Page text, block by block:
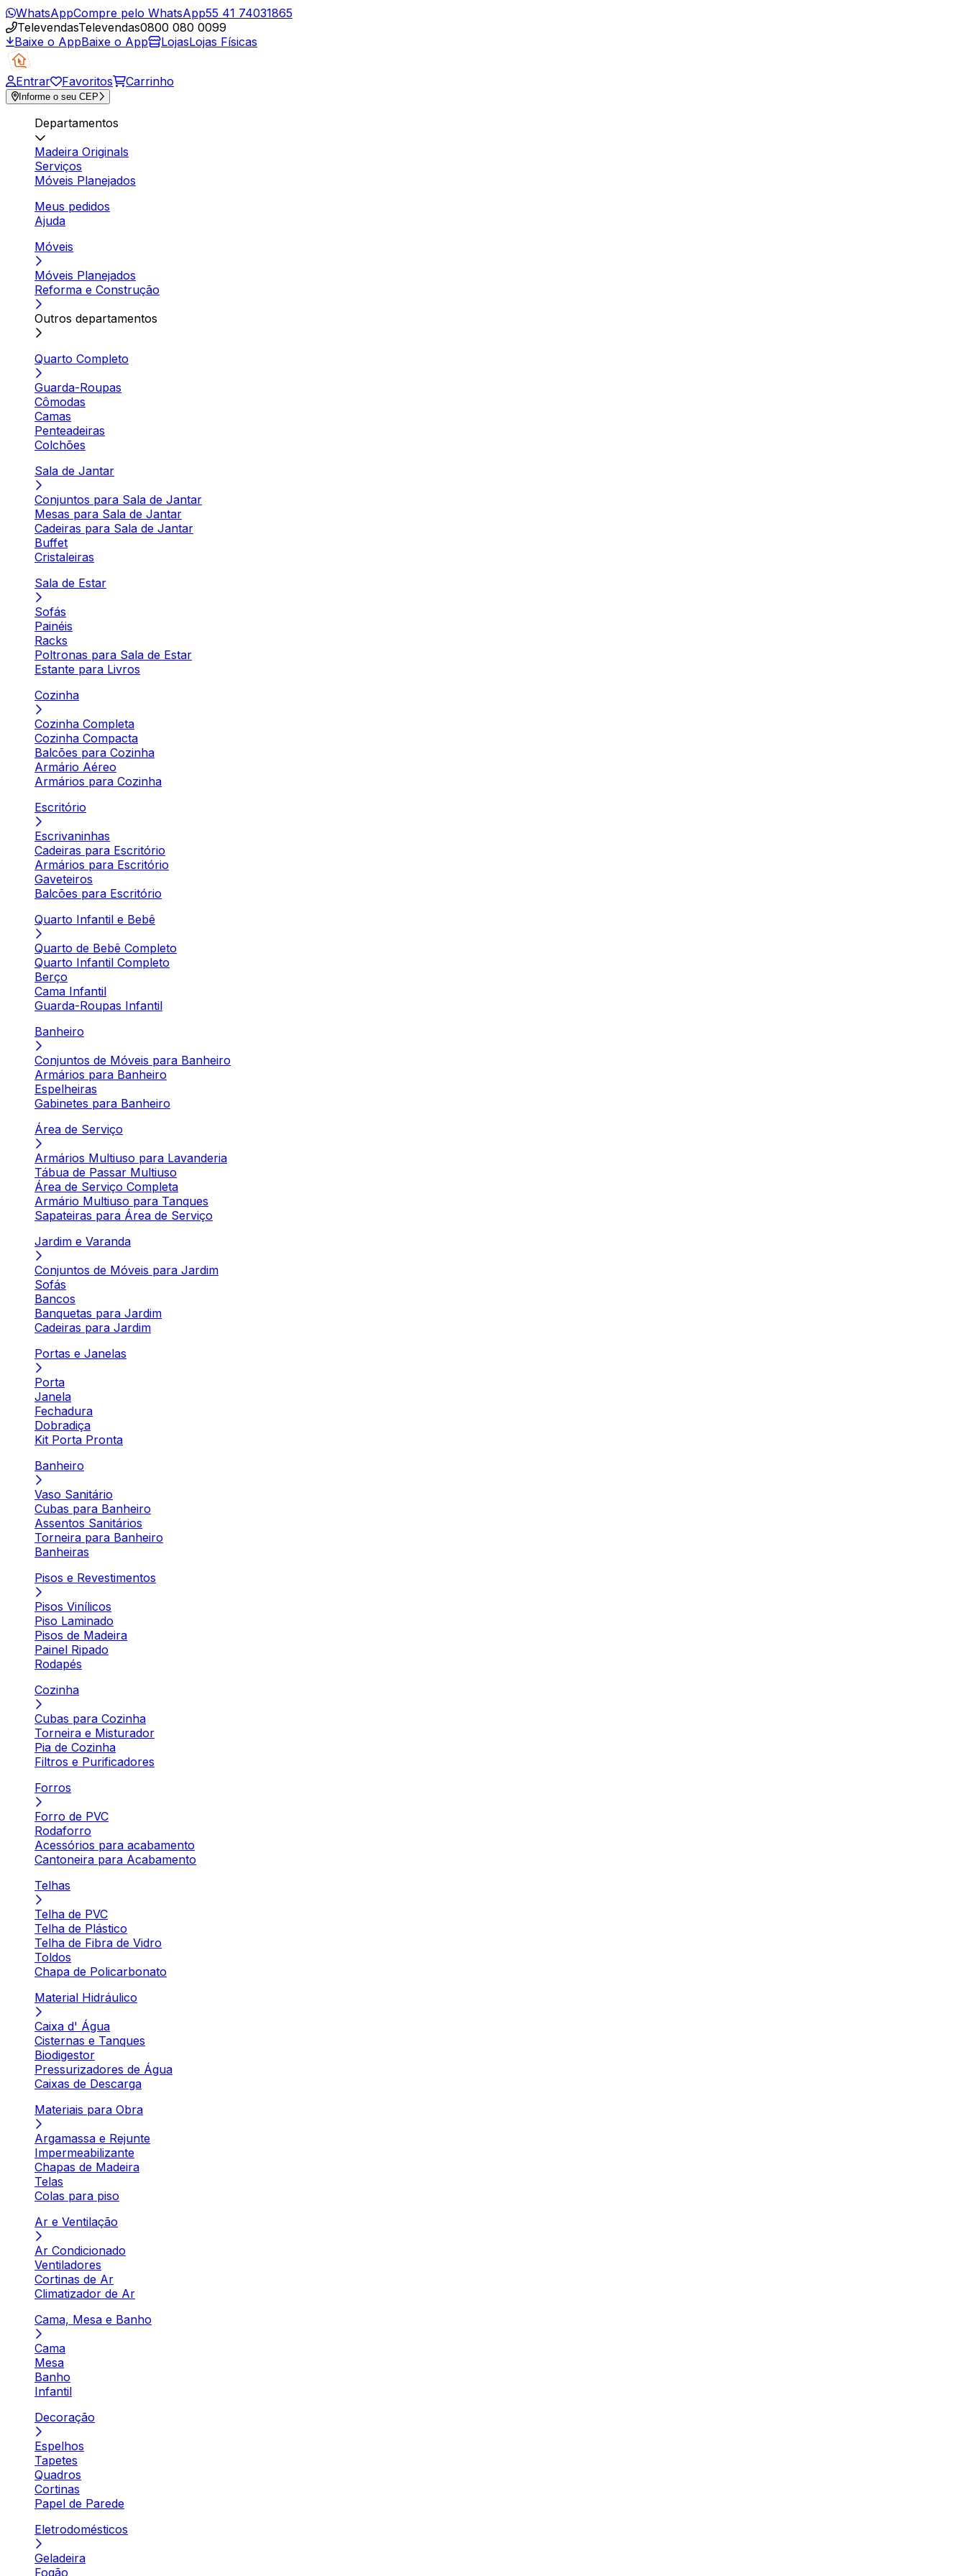
WhatsAppCompre pelo WhatsApp55 41 74031865
TelevendasTelevendas0800 080 0099
Baixe o AppBaixe o App LojasLojas Físicas
Entrar Favoritos Carrinho
Informe o seu CEP
Departamentos
Madeira Originals
Serviços
Móveis Planejados
Meus pedidos
Ajuda
Móveis
Móveis Planejados
Reforma e Construção
Outros departamentos
Quarto Completo
Guarda-Roupas
Cômodas
Camas
Penteadeiras
Colchões
Sala de Jantar
Conjuntos para Sala de Jantar
Mesas para Sala de Jantar
Cadeiras para Sala de Jantar
Buffet
Cristaleiras
Sala de Estar
Sofás
Painéis
Racks
Poltronas para Sala de Estar
Estante para Livros
Cozinha
Cozinha Completa
Cozinha Compacta
Balcões para Cozinha
Armário Aéreo
Armários para Cozinha
Escritório
Escrivaninhas
Cadeiras para Escritório
Armários para Escritório
Gaveteiros
Balcões para Escritório
Quarto Infantil e Bebê
Quarto de Bebê Completo
Quarto Infantil Completo
Berço
Cama Infantil
Guarda-Roupas Infantil
Banheiro
Conjuntos de Móveis para Banheiro
Armários para Banheiro
Espelheiras
Gabinetes para Banheiro
Área de Serviço
Armários Multiuso para Lavanderia
Tábua de Passar Multiuso
Área de Serviço Completa
Armário Multiuso para Tanques
Sapateiras para Área de Serviço
Jardim e Varanda
Conjuntos de Móveis para Jardim
Sofás
Bancos
Banquetas para Jardim
Cadeiras para Jardim
Portas e Janelas
Porta
Janela
Fechadura
Dobradiça
Kit Porta Pronta
Banheiro
Vaso Sanitário
Cubas para Banheiro
Assentos Sanitários
Torneira para Banheiro
Banheiras
Pisos e Revestimentos
Pisos Vinílicos
Piso Laminado
Pisos de Madeira
Painel Ripado
Rodapés
Cozinha
Cubas para Cozinha
Torneira e Misturador
Pia de Cozinha
Filtros e Purificadores
Forros
Forro de PVC
Rodaforro
Acessórios para acabamento
Cantoneira para Acabamento
Telhas
Telha de PVC
Telha de Plástico
Telha de Fibra de Vidro
Toldos
Chapa de Policarbonato
Material Hidráulico
Caixa d' Água
Cisternas e Tanques
Biodigestor
Pressurizadores de Água
Caixas de Descarga
Materiais para Obra
Argamassa e Rejunte
Impermeabilizante
Chapas de Madeira
Telas
Colas para piso
Ar e Ventilação
Ar Condicionado
Ventiladores
Cortinas de Ar
Climatizador de Ar
Cama, Mesa e Banho
Cama
Mesa
Banho
Infantil
Decoração
Espelhos
Tapetes
Quadros
Cortinas
Papel de Parede
Eletrodomésticos
Geladeira
Fogão